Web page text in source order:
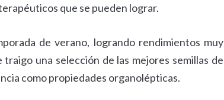
que se pueden lograr.
de verano, logrando rendimientos muy
una selección de las mejores semillas de
como propiedades organolépticas.